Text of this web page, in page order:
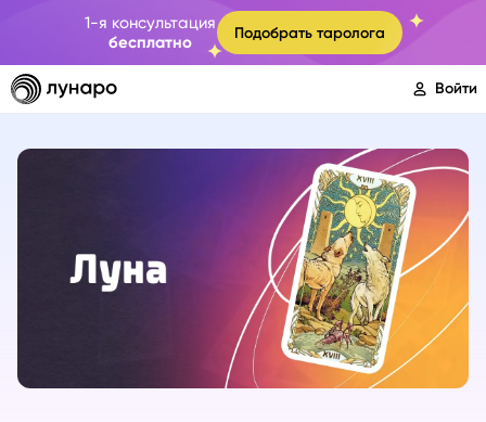
1-я консультация
бесплатно
Подобрать таролога
Войти